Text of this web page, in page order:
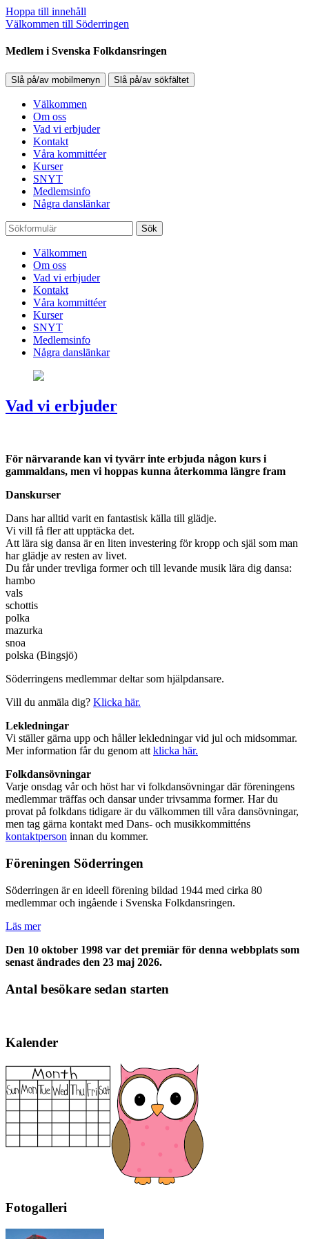
Hoppa till innehåll
Välkommen till Söderringen
Medlem i Svenska Folkdansringen
Slå på/av mobilmenyn Slå på/av sökfältet
Välkommen
Om oss
Vad vi erbjuder
Kontakt
Våra kommittéer
Kurser
SNYT
Medlemsinfo
Några danslänkar
Sök
Välkommen
Om oss
Vad vi erbjuder
Kontakt
Våra kommittéer
Kurser
SNYT
Medlemsinfo
Några danslänkar
Vad vi erbjuder
För närvarande kan vi tyvärr inte erbjuda någon kurs i
gammaldans, men vi hoppas kunna återkomma längre fram
Danskurser
Dans har alltid varit en fantastisk källa till glädje.
Vi vill få fler att upptäcka det.
Att lära sig dansa är en liten investering för kropp och själ som man
har glädje av resten av livet.
Du får under trevliga former och till levande musik lära dig dansa:
hambo
vals
schottis
polka
mazurka
snoa
polska (Bingsjö)
Söderringens medlemmar deltar som hjälpdansare.
Vill du anmäla dig? Klicka här.
Lekledningar
Vi ställer gärna upp och håller lekledningar vid jul och midsommar.
Mer information får du genom att klicka här.
Folkdansövningar
Varje onsdag vår och höst har vi folkdansövningar där föreningens
medlemmar träffas och dansar under trivsamma former. Har du
provat på folkdans tidigare är du välkommen till våra dansövningar,
men tag gärna kontakt med Dans- och musikkommitténs
kontaktperson innan du kommer.
Föreningen Söderringen
Söderringen är en ideell förening bildad 1944 med cirka 80
medlemmar och ingående i Svenska Folkdansringen.
Läs mer
Den 10 oktober 1998 var det premiär för denna webbplats som
senast ändrades den 23 maj 2026.
Antal besökare sedan starten
Kalender
Fotogalleri